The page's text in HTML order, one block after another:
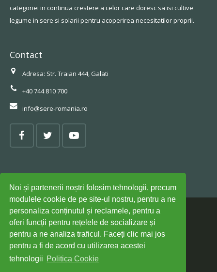
Noi și partenerii noștri folosim tehnologii, precum
modulele cookie de pe site-ul nostru, pentru a ne
personaliza conținutul și reclamele, pentru a
oferi funcții pentru rețelele de socializare și
pentru a ne analiza traficul. Faceți clic mai jos
pentru a fi de acord cu utilizarea acestei
tehnologii Politica Cookie
categoriei in continua crestere a celor care doresc sa isi cultive
legume in sere si solarii pentru acoperirea necesitatilor proprii.
Contact
Adresa: Str. Traian 444, Galati
+40 744 810 700
info@sere-romania.ro
© Design made byRED FROG AGENTIE S.R.L.
Cataloage
Portofoliu sere din sticlă